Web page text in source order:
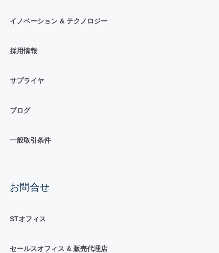
イノベーション & テクノロジー
採用情報
サプライヤ
ブログ
一般取引条件
お問合せ
STオフィス
セールスオフィス & 販売代理店